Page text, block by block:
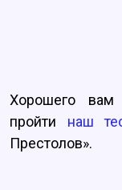
Хорошего
пройти наш
Престолов».